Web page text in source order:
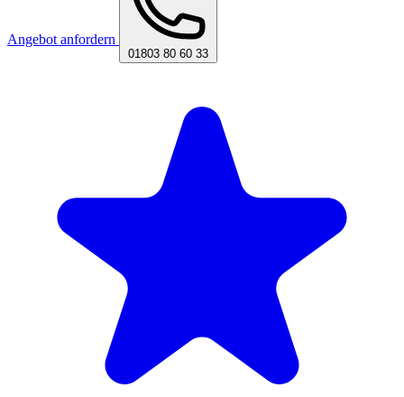
Angebot anfordern
01803 80 60 33